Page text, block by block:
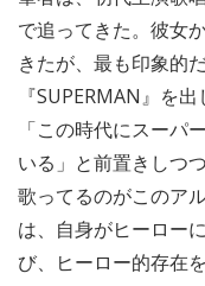
で追ってきた。彼女
きたが、最も印象的
『SUPERMAN』を
「この時代にスーパ
いる」と前置きしつ
歌ってるのがこのア
は、自身がヒーロー
び、ヒーロー的存在